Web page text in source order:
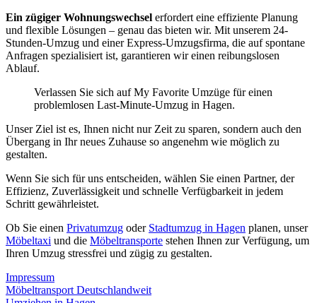
Ein zügiger Wohnungswechsel erfordert eine effiziente Planung
und flexible Lösungen – genau das bieten wir. Mit unserem 24-
Stunden-Umzug und einer Express-Umzugsfirma, die auf spontane
Anfragen spezialisiert ist, garantieren wir einen reibungslosen
Ablauf.
Verlassen Sie sich auf My Favorite Umzüge für einen
problemlosen Last-Minute-Umzug in Hagen.
Unser Ziel ist es, Ihnen nicht nur Zeit zu sparen, sondern auch den
Übergang in Ihr neues Zuhause so angenehm wie möglich zu
gestalten.
Wenn Sie sich für uns entscheiden, wählen Sie einen Partner, der
Effizienz, Zuverlässigkeit und schnelle Verfügbarkeit in jedem
Schritt gewährleistet.
Ob Sie einen Privatumzug oder Stadtumzug in Hagen planen, unser
Möbeltaxi und die Möbeltransporte stehen Ihnen zur Verfügung, um
Ihren Umzug stressfrei und zügig zu gestalten.
Impressum
Möbeltransport Deutschlandweit